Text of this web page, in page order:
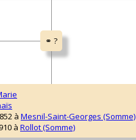
à Mesnil-Saint-Georges (Somme)
à Rollot (Somme)